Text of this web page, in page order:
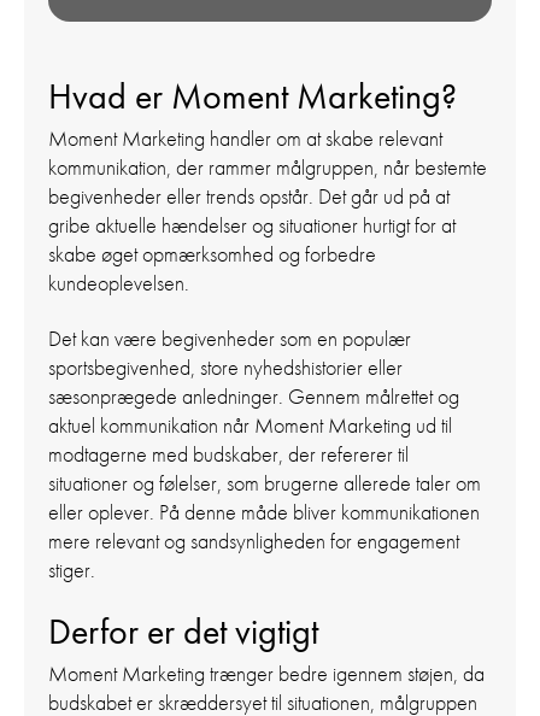
Hvad er Moment Marketing?
Moment Marketing handler om at skabe relevant
kommunikation, der rammer målgruppen, når bestemte
begivenheder eller trends opstår. Det går ud på at
gribe aktuelle hændelser og situationer hurtigt for at
skabe øget opmærksomhed og forbedre
kundeoplevelsen.
Det kan være begivenheder som en populær
sportsbegivenhed, store nyhedshistorier eller
sæsonprægede anledninger. Gennem målrettet og
aktuel kommunikation når Moment Marketing ud til
modtagerne med budskaber, der refererer til
situationer og følelser, som brugerne allerede taler om
eller oplever. På denne måde bliver kommunikationen
mere relevant og sandsynligheden for engagement
stiger.
Derfor er det vigtigt
Moment Marketing trænger bedre igennem støjen, da
budskabet er skræddersyet til situationen, målgruppen